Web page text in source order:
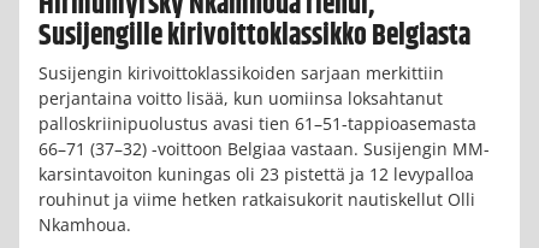
Susijengille kirivoittoklassikko Belgiasta
Susijengin kirivoittoklassikoiden sarjaan merkittiin
perjantaina voitto lisää, kun uomiinsa loksahtanut
palloskriinipuolustus avasi tien 61–51-tappioasemasta
66–71 (37–32) -voittoon Belgiaa vastaan. Susijengin MM-
karsintavoiton kuningas oli 23 pistettä ja 12 levypalloa
rouhinut ja viime hetken ratkaisukorit nautiskellut Olli
Nkamhoua.